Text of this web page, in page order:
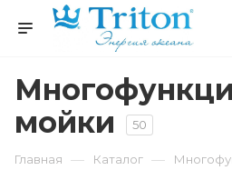
мойки
50
Главная — Каталог —